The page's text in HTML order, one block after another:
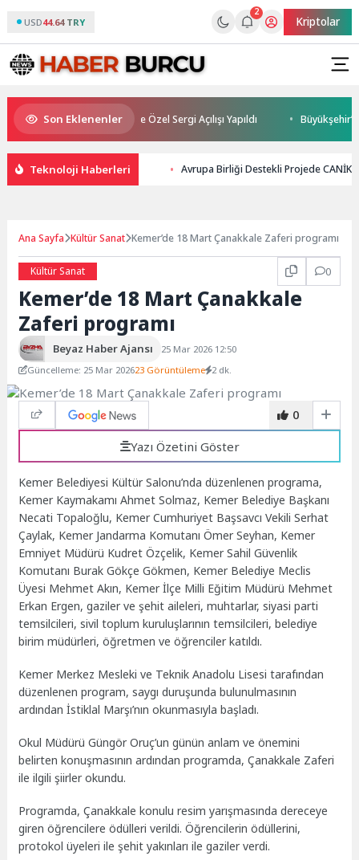
USD44.64 TRY
2
Kriptolar
Son Eklenenler
Dayanışma Günü”ne Özel Sergi Açılışı Yapıldı Büyükşehir’in
Teknoloji Haberleri Avrupa Birliği Destekli Projede
Ana Sayfa Kültür Sanat Kemer’de 18 Mart Çanakkale Zaferi programı
Kültür Sanat 0
Kemer’de 18 Mart Çanakkale
Zaferi programı
Beyaz Haber Ajansı
25 Mar 2026 12:50
Güncelleme: 25 Mar 202623 Görüntüleme 2 dk.
0
Yazı Özetini Göster
Kemer Belediyesi Kültür Salonu’nda düzenlenen programa,
Kemer Kaymakamı Ahmet Solmaz, Kemer Belediye Başkanı
Necati Topaloğlu, Kemer Cumhuriyet Başsavcı Vekili Serhat
Çaylak, Kemer Jandarma Komutanı Ömer Seyhan, Kemer
Emniyet Müdürü Kudret Özçelik, Kemer Sahil Güvenlik
Komutanı Burak Gökçe Gökmen, Kemer Belediye Meclis
Üyesi Mehmet Akın, Kemer İlçe Milli Eğitim Müdürü Mehmet
Erkan Ergen, gaziler ve şehit aileleri, muhtarlar, siyasi parti
temsilcileri, sivil toplum kuruluşlarının temsilcileri, belediye
birim müdürleri, öğretmen ve öğrenciler katıldı.
Kemer Merkez Mesleki ve Teknik Anadolu Lisesi tarafından
düzenlenen program, saygı duruşunda bulunulmasının
ardından İstiklal Marşı’nın okunmasıyla başladı.
Okul Müdürü Güngör Oruç’un günün anlam ve önemini
belirten konuşmasının ardından programda, Çanakkale Zaferi
ile ilgili şiirler okundu.
Programda, Çanakkale konulu resim yarışmasında dereceye
giren öğrencilere ödülleri verildi. Öğrencilerin ödüllerini,
protokol üyeleri ile şehit yakınları ile gaziler verdi.